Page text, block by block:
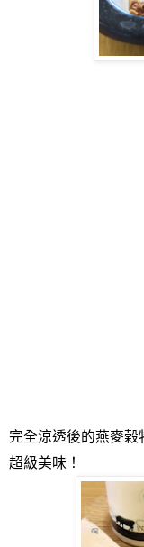
完全涼透後的燕麥榖
超級美味！